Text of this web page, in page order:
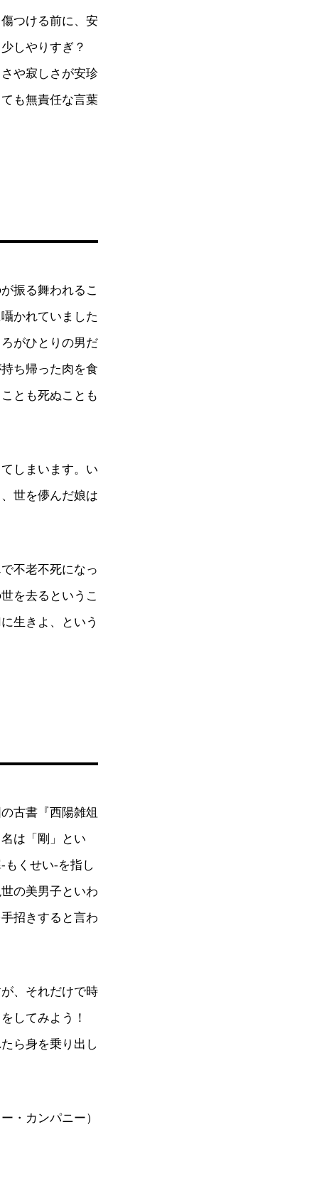
つける前に、安
しやりすぎ？
や寂しさが安珍
も無責任な言葉
振る舞われるこ
かれていました
がひとりの男だ
ち帰った肉を食
とも死ぬことも
しまいます。い
世を儚んだ娘は
不老不死になっ
を去るというこ
生きよ、という
古書『西陽雑俎
は「剛」とい
もくせい-を指し
の美男子といわ
招きすると言わ
、それだけで時
してみよう！
ら身を乗り出し
・カンパニー）